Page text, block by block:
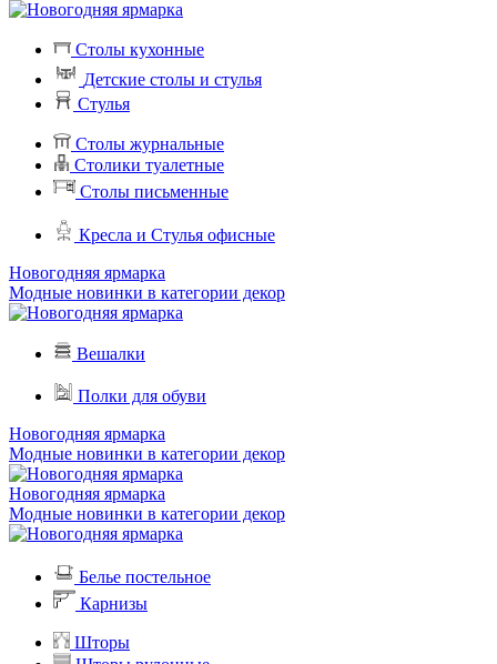
Столы кухонные
Детские столы и стулья
Стулья
Столы журнальные
Столики туалетные
Столы письменные
Кресла и Стулья офисные
Новогодняя ярмарка
Модные новинки в категории декор
Вешалки
Полки для обуви
Новогодняя ярмарка
Модные новинки в категории декор
Новогодняя ярмарка
Модные новинки в категории декор
Белье постельное
Карнизы
Шторы